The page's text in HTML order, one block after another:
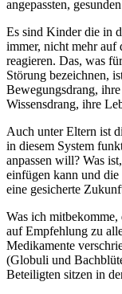
angepassten,
Es sind Kinder die in
immer, nicht mehr auf
reagieren. Das, was
Störung bezeichnen,
Bewegungsdrang,
Wissensdrang, ihre
Auch unter Eltern ist
in diesem System
anpassen will? Was
einfügen kann und
eine gesicherte
Was ich mitbekomme,
auf Empfehlung zu
Medikamente
(Globuli und
Beteiligten sitzen in